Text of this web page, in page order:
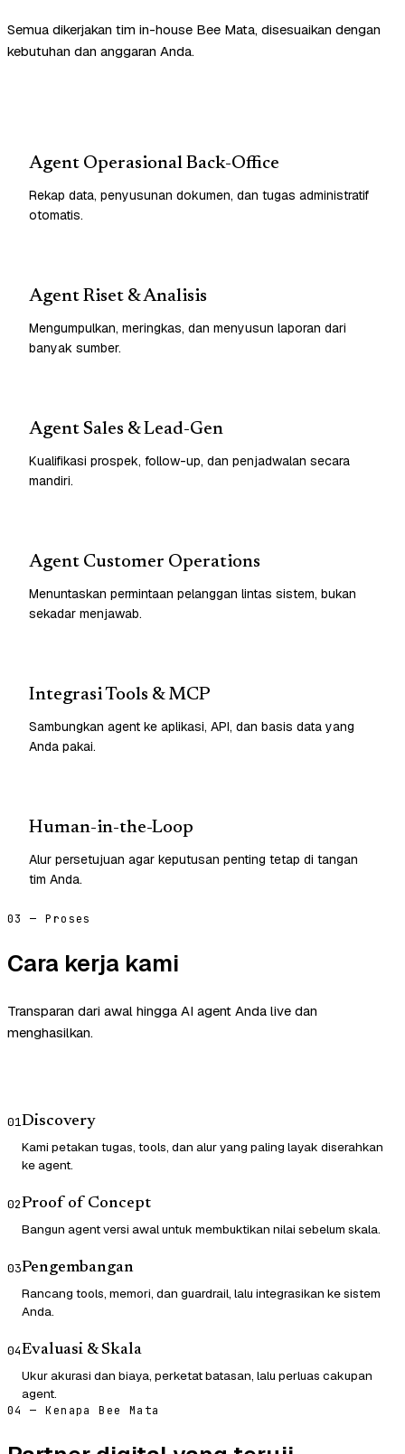
Semua dikerjakan tim in-house Bee Mata, disesuaikan dengan
kebutuhan dan anggaran Anda.
Agent Operasional Back-Office
Rekap data, penyusunan dokumen, dan tugas administratif
otomatis.
Agent Riset & Analisis
Mengumpulkan, meringkas, dan menyusun laporan dari
banyak sumber.
Agent Sales & Lead-Gen
Kualifikasi prospek, follow-up, dan penjadwalan secara
mandiri.
Agent Customer Operations
Menuntaskan permintaan pelanggan lintas sistem, bukan
sekadar menjawab.
Integrasi Tools & MCP
Sambungkan agent ke aplikasi, API, dan basis data yang
Anda pakai.
Human-in-the-Loop
Alur persetujuan agar keputusan penting tetap di tangan
tim Anda.
03 — Proses
Cara kerja kami
Transparan dari awal hingga AI agent Anda live dan
menghasilkan.
01Discovery
Kami petakan tugas, tools, dan alur yang paling layak diserahkan
ke agent.
02Proof of Concept
Bangun agent versi awal untuk membuktikan nilai sebelum skala.
03Pengembangan
Rancang tools, memori, dan guardrail, lalu integrasikan ke sistem
Anda.
04Evaluasi & Skala
Ukur akurasi dan biaya, perketat batasan, lalu perluas cakupan
agent.
04 — Kenapa Bee Mata